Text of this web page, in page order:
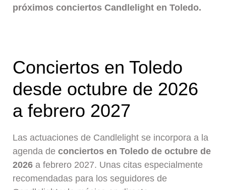
próximos conciertos Candlelight en Toledo.
Conciertos en Toledo
desde octubre de 2026
a febrero 2027
Las actuaciones de Candlelight se incorpora a la
agenda deconciertos en Toledo de octubre de
2026 a febrero 2027. Unas citas especialmente
recomendadas para los seguidores de